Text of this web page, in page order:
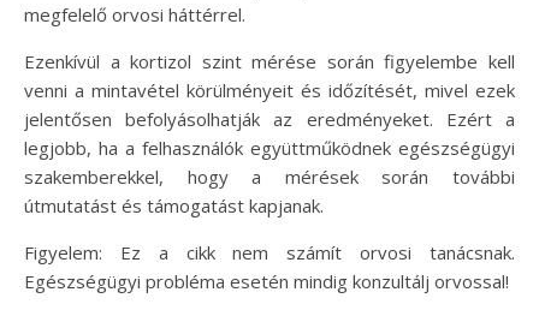
megfelelő orvosi háttérrel.
Ezenkívül a kortizol szint mérése során figyelembe kell
venni a mintavétel körülményeit és időzítését, mivel ezek
jelentősen befolyásolhatják az eredményeket. Ezért a
legjobb, ha a felhasználók együttműködnek egészségügyi
szakemberekkel, hogy a mérések során további
útmutatást és támogatást kapjanak.
Figyelem: Ez a cikk nem számít orvosi tanácsnak.
Egészségügyi probléma esetén mindig konzultálj orvossal!